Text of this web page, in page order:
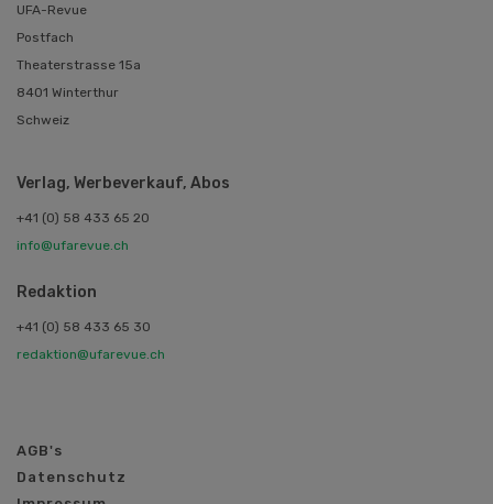
UFA-Revue
Postfach
Theaterstrasse 15a
8401 Winterthur
Schweiz
Verlag, Werbeverkauf, Abos
+41 (0) 58 433 65 20
info@ufarevue.ch
Redaktion
+41 (0) 58 433 65 30
redaktion@ufarevue.ch
AGB's
Datenschutz